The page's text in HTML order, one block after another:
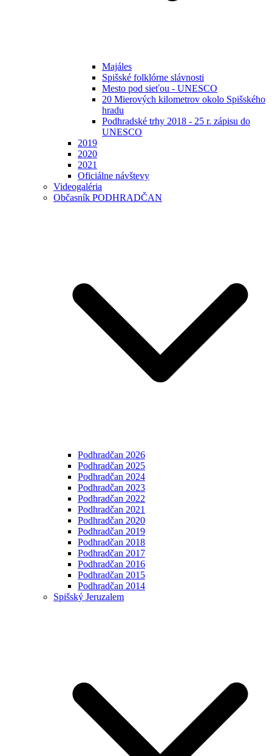
Majáles
Spišské folklórne slávnosti
Mesto pod sieťou - UNESCO
20 Mierových kilometrov okolo Spišského
hradu
Podhradské trhy 2018 - 25 r. zápisu do
UNESCO
2019
2020
2021
Oficiálne návštevy
Videogaléria
Občasník PODHRADČAN
Podhradčan 2026
Podhradčan 2025
Podhradčan 2024
Podhradčan 2023
Podhradčan 2022
Podhradčan 2021
Podhradčan 2020
Podhradčan 2019
Podhradčan 2018
Podhradčan 2017
Podhradčan 2016
Podhradčan 2015
Podhradčan 2014
Spišský Jeruzalem